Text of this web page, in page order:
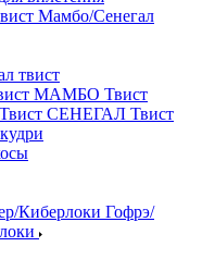
Мамбо/Сенегал
твист
МАМБО Твист
СЕНЕГАЛ Твист
Гофрэ/